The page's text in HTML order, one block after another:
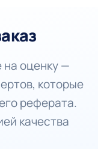
оценку —
которые
реферата.
качества